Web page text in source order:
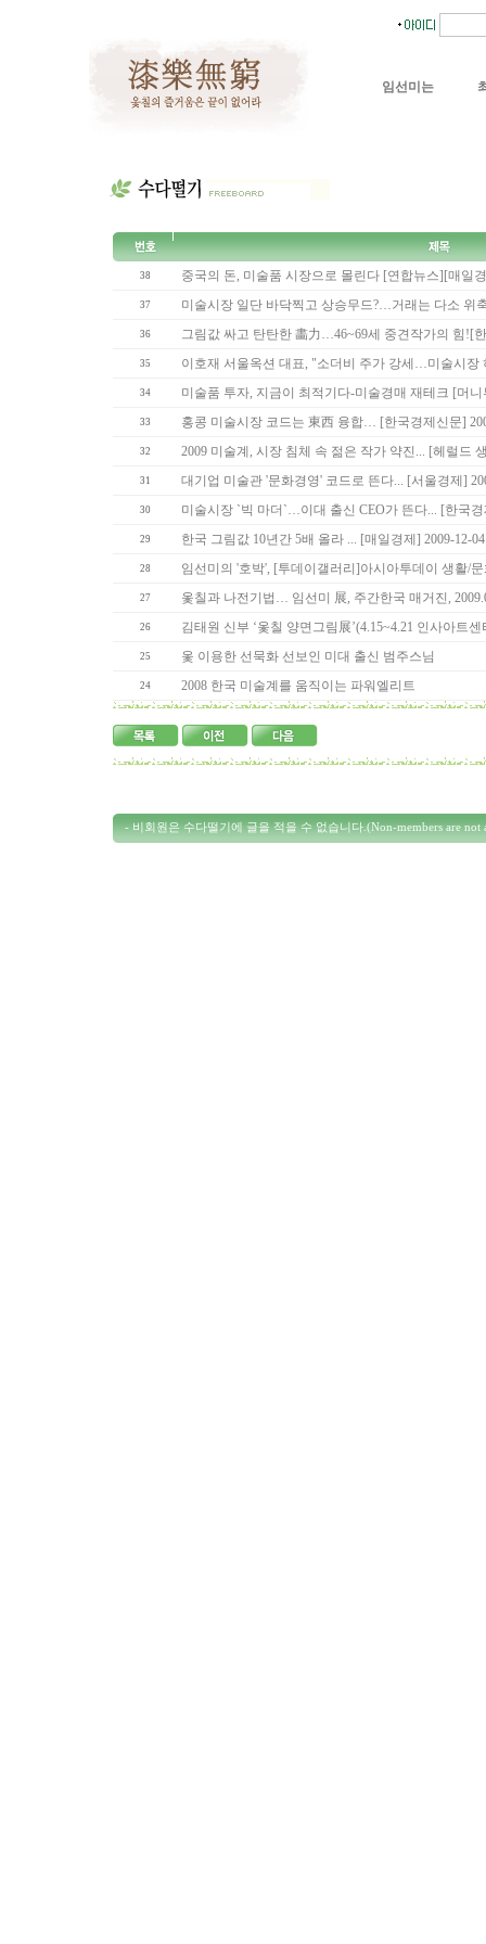
임선미는
38 중국의 돈, 미술품 시장으로 몰린다 [연합뉴스][매일
37 미술시장 일단 바닥찍고 상승무드?…거래는 다소 위
36 그림값 싸고 탄탄한 畵力…46~69세 중견작가의 힘![
35 이호재 서울옥션 대표, "소더비 주가 강세…미술시장
34 미술품 투자, 지금이 최적기다-미술경매 재테크 [머니
33 홍콩 미술시장 코드는 東西 융합… [한국경제신문]
32 2009 미술계, 시장 침체 속 젊은 작가 약진... [헤럴드
31 대기업 미술관 '문화경영' 코드로 뜬다... [서울경제]
30 미술시장 `빅 마더`…이대 출신 CEO가 뜬다... [한국경
29 한국 그림값 10년간 5배 올라 ... [매일경제] 2009-12-04
28 임선미의 '호박', [투데이갤러리]아시아투데이 생활/문
27 옻칠과 나전기법… 임선미 展, 주간한국 매거진,
26 김태원 신부 ‘옻칠 양면그림展’(4.15~4.21 인사아트센
25 옻 이용한 선묵화 선보인 미대 출신 범주스님
24 2008 한국 미술계를 움직이는 파워엘리트
- 비회원은 수다떨기에 글을 적을 수 없습니다.(Non-members are not